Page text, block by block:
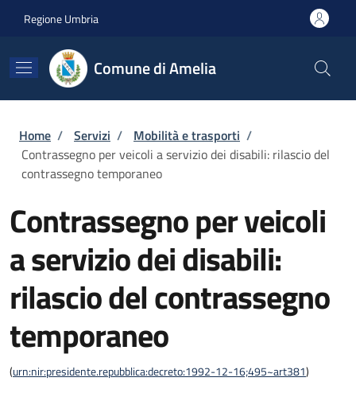
Regione Umbria
Comune di Amelia
Briciole di pane
Home / Servizi / Mobilità e trasporti /
Contrassegno per veicoli a servizio dei disabili: rilascio del
contrassegno temporaneo
Contrassegno per veicoli
a servizio dei disabili:
rilascio del contrassegno
temporaneo
(urn:nir:presidente.repubblica:decreto:1992-12-16;495~art381)